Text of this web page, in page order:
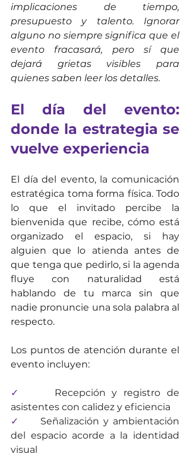
implicaciones de tiempo,
presupuesto y talento. Ignorar
alguno no siempre significa que el
evento fracasará, pero sí que
dejará grietas visibles para
quienes saben leer los detalles.
El día del evento:
donde la estrategia se
vuelve experiencia
El día del evento, la comunicación
estratégica toma forma física. Todo
lo que el invitado percibe la
bienvenida que recibe, cómo está
organizado el espacio, si hay
alguien que lo atienda antes de
que tenga que pedirlo, si la agenda
fluye con naturalidad está
hablando de tu marca sin que
nadie pronuncie una sola palabra al
respecto.
Los puntos de atención durante el
evento incluyen:
✓ Recepción y registro de
asistentes con calidez y eficiencia
✓ Señalización y ambientación
del espacio acorde a la identidad
visual